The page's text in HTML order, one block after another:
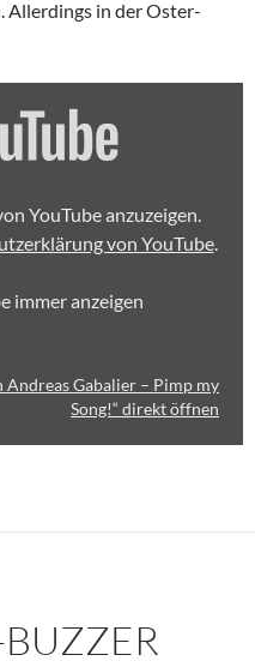
Allerdings in der Oster-
YouTube anzuzeigen.
von YouTube.
immer anzeigen
Andreas Gabalier – Pimp my
Song!“ direkt öffnen